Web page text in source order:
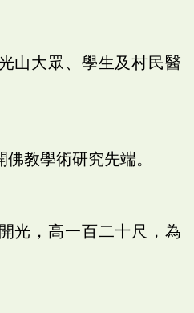
山大眾、學生及村民醫
佛教學術研究先端。
光，高一百二十尺，為